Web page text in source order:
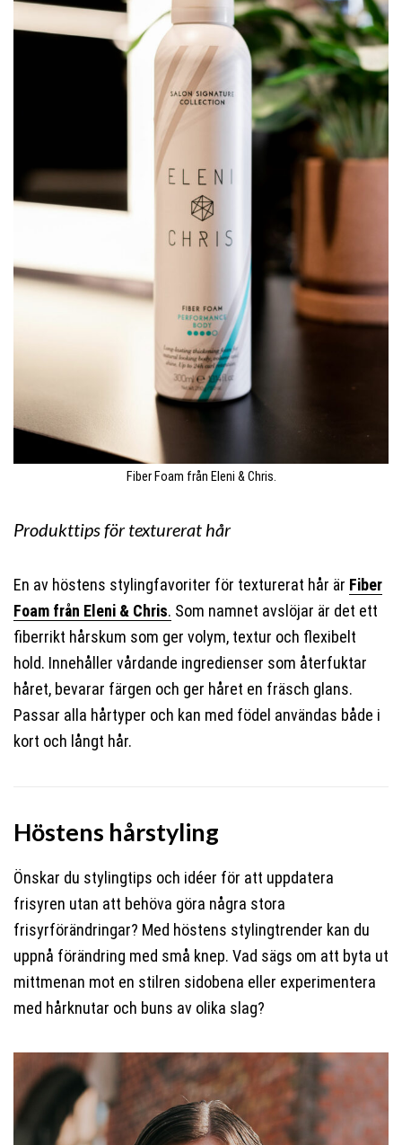
Fiber Foam från Eleni & Chris.
Produkttips för texturerat hår
En av höstens stylingfavoriter för texturerat hår är Fiber
Foam från Eleni & Chris. Som namnet avslöjar är det ett
fiberrikt hårskum som ger volym, textur och flexibelt
hold. Innehåller vårdande ingredienser som återfuktar
håret, bevarar färgen och ger håret en fräsch glans.
Passar alla hårtyper och kan med födel användas både i
kort och långt hår.
Höstens hårstyling
Önskar du stylingtips och idéer för att uppdatera
frisyren utan att behöva göra några stora
frisyrförändringar? Med höstens stylingtrender kan du
uppnå förändring med små knep. Vad sägs om att byta ut
mittmenan mot en stilren sidobena eller experimentera
med hårknutar och buns av olika slag?